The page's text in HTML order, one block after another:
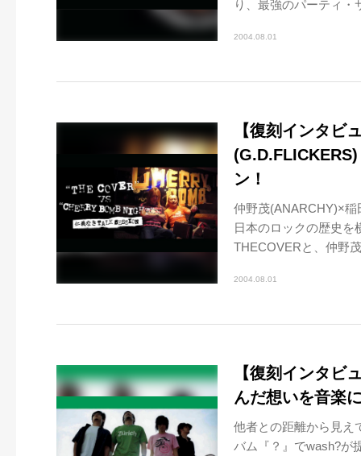
り、最強のパーティ・
2004.08.01
【復刻インタビ
ン！
仲野茂(ANARCHY)×
日本のロックの歴史を
THECOVERと、仲野
2004.08.01
【復刻インタビ
んだ想いを音楽
他者との距離から見え
バム『？』でwash?が